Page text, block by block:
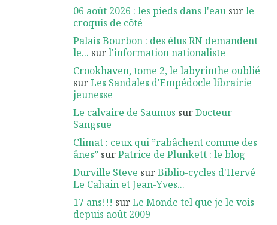
06 août 2026 : les pieds dans l'eau surle
croquis de côté
Palais Bourbon : des élus RN demandent
le... surl'information nationaliste
Crookhaven, tome 2, le labyrinthe oublié
surLes Sandales d'Empédocle librairie
jeunesse
Le calvaire de Saumos surDocteur
Sangsue
Climat : ceux qui ”rabâchent comme des
ânes” surPatrice de Plunkett : le blog
Durville Steve surBiblio-cycles d'Hervé
Le Cahain et Jean-Yves...
17 ans!!! surLe Monde tel que je le vois
depuis août 2009